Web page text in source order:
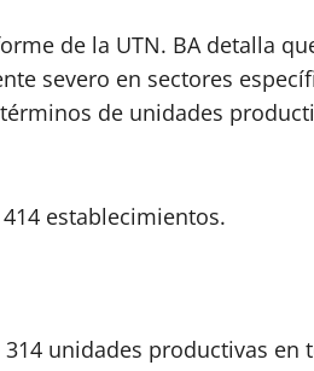
de la UTN. BA detalla
severo en sectores
de unidades
establecimientos.
unidades productivas en